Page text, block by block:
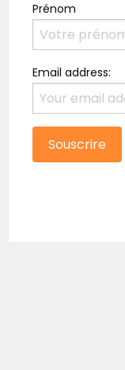
Prénom
Email address: